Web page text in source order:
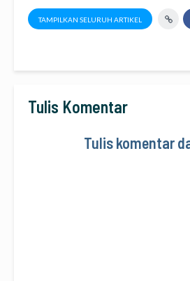
TAMPILKAN SELURUH ARTIKEL
Tulis Komentar
Tulis komentar